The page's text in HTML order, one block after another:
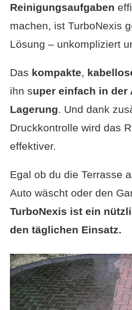
Reinigungsaufgaben
machen, ist TurboNexis
Lösung – unkompliziert
Das kompakte
ihn super einfach in der
Lagerung . Und dank
Druckkontrolle wird das
effektiver.
Egal ob du die Terrasse
Auto wäscht oder den
TurboNexis ist ein
den täglichen Einsatz.